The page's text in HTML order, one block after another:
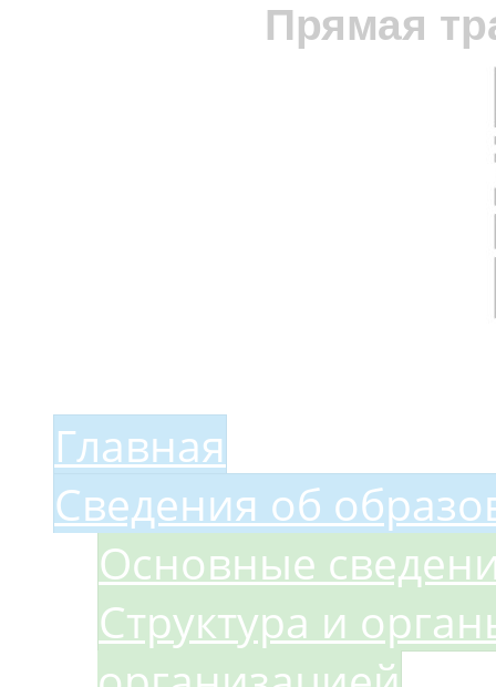
Прямая
Главная
Сведения об
Основные
Структура и